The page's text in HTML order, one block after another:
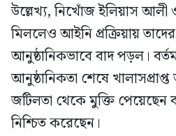
উল্লেখ্য, নিখোঁজ ইলিয়াস আলী ও
মিললেও আইনি প্রক্রিয়ায়
আনুষ্ঠানিকভাবে বাদ পড়ল।
আনুষ্ঠানিকতা শেষে
জটিলতা থেকে মুক্তি পেয়েছেন
নিশ্চিত করেছেন।